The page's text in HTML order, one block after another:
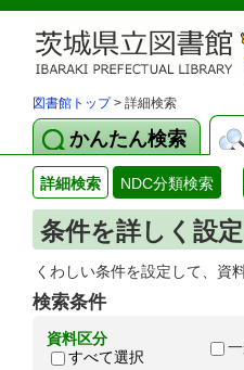
図書館トップ> 詳細検索
かんたん検索
詳細検索 NDC分類検索
条件を詳しく設
くわしい条件を設定して、資
検索条件
資料区分
すべて選択